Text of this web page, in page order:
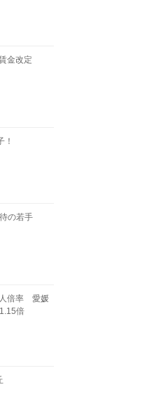
金改定
！
の若手
倍率 愛媛
倍